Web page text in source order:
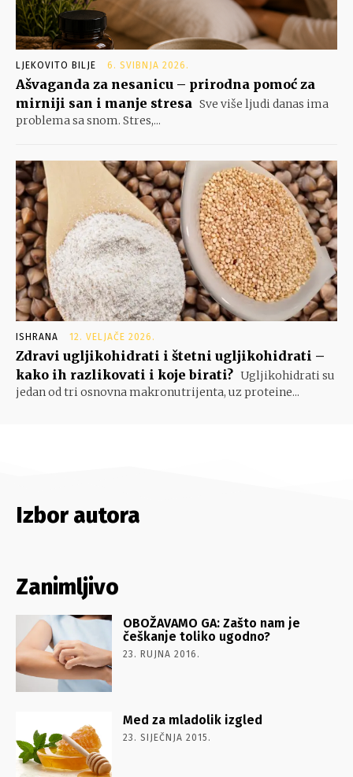
LJEKOVITO BILJE 6. SVIBNJA 2026.
Ašvaganda za nesanicu – prirodna pomoć za
mirniji san i manje stresa Sve više ljudi danas ima
problema sa snom. Stres,...
ISHRANA 12. VELJAČE 2026.
Zdravi ugljikohidrati i štetni ugljikohidrati –
kako ih razlikovati i koje birati? Ugljikohidrati su
jedan od tri osnovna makronutrijenta, uz proteine...
Izbor autora
Zanimljivo
OBOŽAVAMO GA: Zašto nam je
češkanje toliko ugodno?
23. RUJNA 2016.
Med za mladolik izgled
23. SIJEČNJA 2015.